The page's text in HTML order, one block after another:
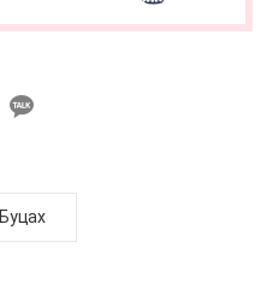
카
톡
공
Буцах